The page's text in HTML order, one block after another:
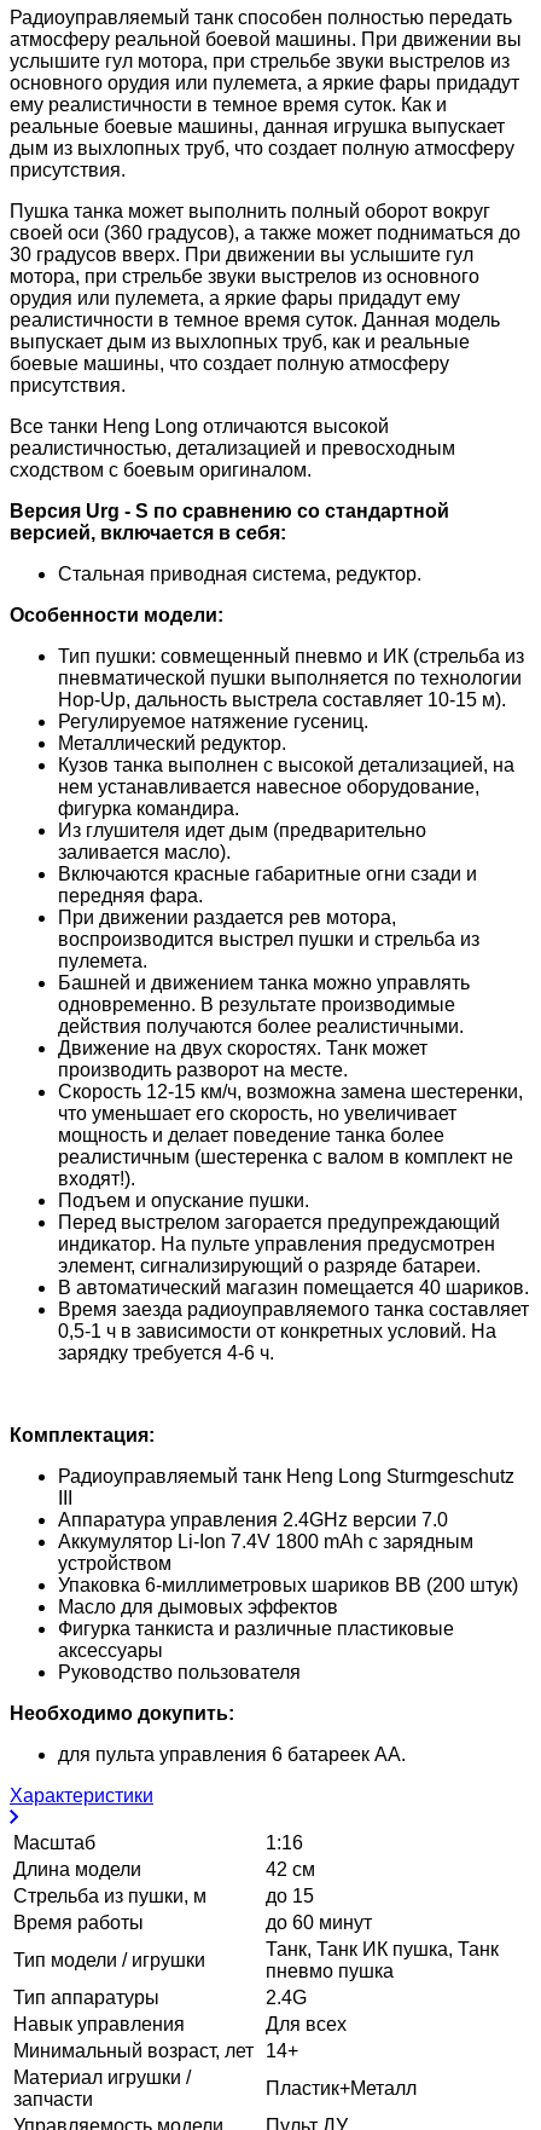
Радиоуправляемый танк способен полностью передать
атмосферу реальной боевой машины. При движении вы
услышите гул мотора, при стрельбе звуки выстрелов из
основного орудия или пулемета, а яркие фары придадут
ему реалистичности в темное время суток. Как и
реальные боевые машины, данная игрушка выпускает
дым из выхлопных труб, что создает полную атмосферу
присутствия.
Пушка танка может выполнить полный оборот вокруг
своей оси (360 градусов), а также может подниматься до
30 градусов вверх. При движении вы услышите гул
мотора, при стрельбе звуки выстрелов из основного
орудия или пулемета, а яркие фары придадут ему
реалистичности в темное время суток. Данная модель
выпускает дым из выхлопных труб, как и реальные
боевые машины, что создает полную атмосферу
присутствия.
Все танки Heng Long отличаются высокой
реалистичностью, детализацией и превосходным
сходством с боевым оригиналом.
Версия Urg - S по сравнению со стандартной
версией, включается в себя:
Стальная приводная система, редуктор.
Особенности модели:
Тип пушки: совмещенный пневмо и ИК (стрельба из
пневматической пушки выполняется по технологии
Hop-Up, дальность выстрела составляет 10-15 м).
Регулируемое натяжение гусениц.
Металлический редуктор.
Кузов танка выполнен с высокой детализацией, на
нем устанавливается навесное оборудование,
фигурка командира.
Из глушителя идет дым (предварительно
заливается масло).
Включаются красные габаритные огни сзади и
передняя фара.
При движении раздается рев мотора,
воспроизводится выстрел пушки и стрельба из
пулемета.
Башней и движением танка можно управлять
одновременно. В результате производимые
действия получаются более реалистичными.
Движение на двух скоростях. Танк может
производить разворот на месте.
Скорость 12-15 км/ч, возможна замена шестеренки,
что уменьшает его скорость, но увеличивает
мощность и делает поведение танка более
реалистичным (шестеренка с валом в комплект не
входят!).
Подъем и опускание пушки.
Перед выстрелом загорается предупреждающий
индикатор. На пульте управления предусмотрен
элемент, сигнализирующий о разряде батареи.
В автоматический магазин помещается 40 шариков.
Время заезда радиоуправляемого танка составляет
0,5-1 ч в зависимости от конкретных условий. На
зарядку требуется 4-6 ч.
Комплектация:
Радиоуправляемый танк Heng Long Sturmgeschutz
Аппаратура управления 2.4GHz версии 7.0
Аккумулятор Li-Ion 7.4V 1800 mAh с зарядным
устройством
Упаковка 6-миллиметровых шариков ВВ (200 штук)
Масло для дымовых эффектов
Фигурка танкиста и различные пластиковые
аксессуары
Руководство пользователя
Необходимо докупить:
для пульта управления 6 батареек АА.
Характеристики
Масштаб
1:16
Длина модели
42 см
Стрельба из пушки, м
до 15
Время работы
до 60 минут
Тип модели / игрушки
Танк, Танк ИК пушка, Танк
пневмо пушка
Тип аппаратуры
2.4G
Навык управления
Для всех
Минимальный возраст, лет
14+
Материал игрушки /
запчасти
Пластик+Металл
Управляемость модели
Пульт ДУ